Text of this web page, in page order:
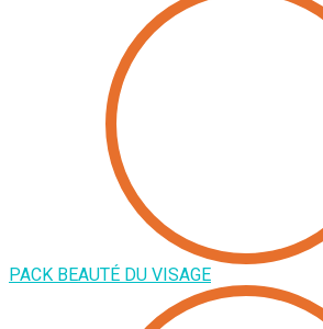
PACK BEAUTÉ DU VISAGE